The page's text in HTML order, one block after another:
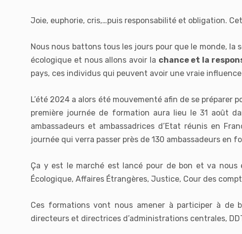
Joie, euphorie, cris,…puis responsabilité et obligation.
Nous nous battons tous les jours pour que le monde,
écologique et nous allons avoir la chance et la
pays, ces individus qui peuvent avoir une vraie
L’été 2024 a alors été mouvementé afin de se
première journée de formation aura lieu le 31 août
ambassadeurs et ambassadrices d’Etat réunis en
journée qui verra passer près de 130 ambassadeurs en
Ça y est le marché est lancé pour de bon et va nous
Écologique, Affaires Étrangères, Justice, Cour des
Ces formations vont nous amener à participer à de
directeurs et directrices d’administrations centrales,